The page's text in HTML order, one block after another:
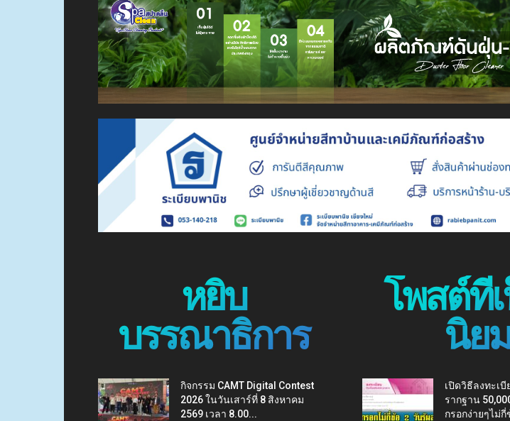
หยิบ
บรรณาธิการ
กิจกรรม CAMT Digital Contest
2026 ในวันเสาร์ที่ 8 สิงหาคม
2569 เวลา 8.00...
โพสต์ที่
นิยม
เปิดวิธีลงทะเ
รากฐาน
กรอกง่ายๆไม่